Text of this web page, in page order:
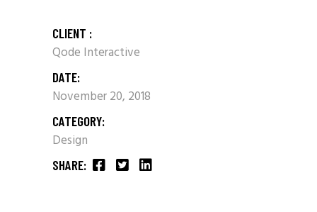
CLIENT :
Qode Interactive
DATE:
November 20, 2018
CATEGORY:
Design
SHARE: